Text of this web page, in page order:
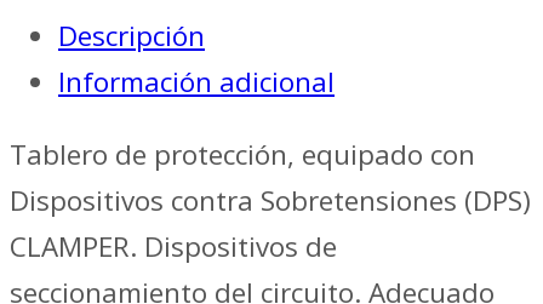
Descripción
Información adicional
Tablero de protección, equipado con
Dispositivos contra Sobretensiones (DPS)
CLAMPER. Dispositivos de
seccionamiento del circuito. Adecuado